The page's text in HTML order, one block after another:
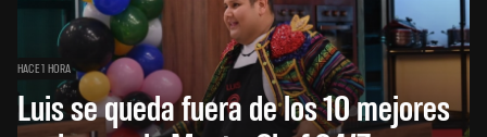
HACE 1 HORA
Luis se queda fuera de los 10 mejores